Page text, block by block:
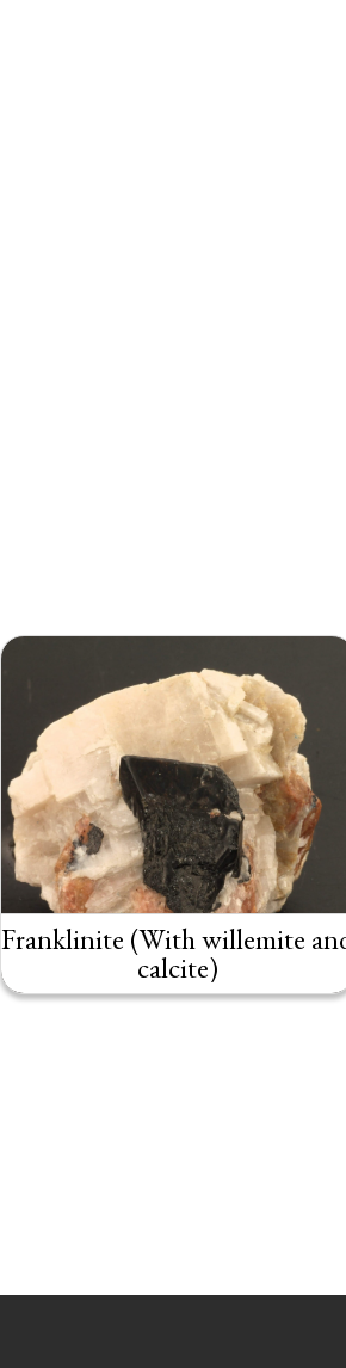
Franklinite (With willemite
calcite)